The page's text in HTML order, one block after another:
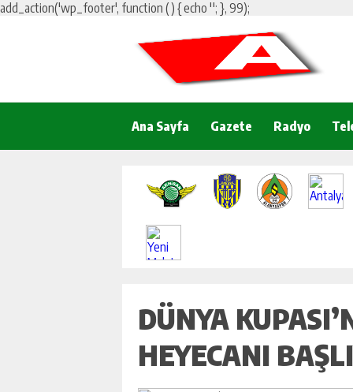
add_action('wp_footer', function () { echo ''; }, 99);
Ana Sayfa Gazete Radyo
DÜNYA
HEYECANI